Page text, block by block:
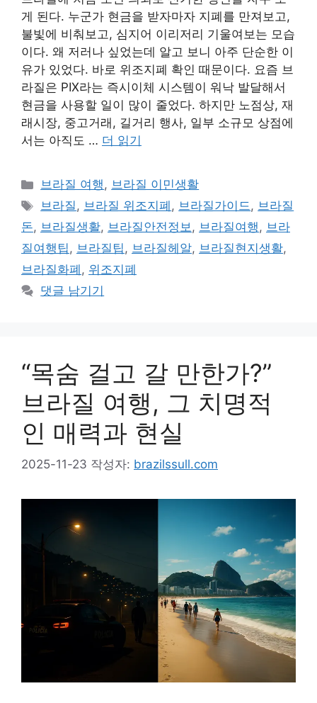
게 된다. 누군가 현금을 받자마자 지폐를 만져보고,
불빛에 비춰보고, 심지어 이리저리 기울여보는 모습
이다. 왜 저러나 싶었는데 알고 보니 아주 단순한 이
유가 있었다. 바로 위조지폐 확인 때문이다. 요즘 브
라질은 PIX라는 즉시이체 시스템이 워낙 발달해서
현금을 사용할 일이 많이 줄었다. 하지만 노점상, 재
래시장, 중고거래, 길거리 행사, 일부 소규모 상점에
서는 아직도 … 더 읽기
카
테
리
브라질 여행, 브라질 이민생활
태
그
브라질, 브라질 위조지폐 , 브라질가이드, 브라질
돈, 브라질생활, 브라질안전정보, 브라질여행, 브라
질여행팁, 브라질팁, 브라질헤알, 브라질현지생활,
브라질화폐 , 위조지폐
댓글 남기기
“목숨 걸고 갈 만한가?”
브라질 여행, 그 치명적
인 매력과 현실
2025-11-23 작성자: brazilssull.com